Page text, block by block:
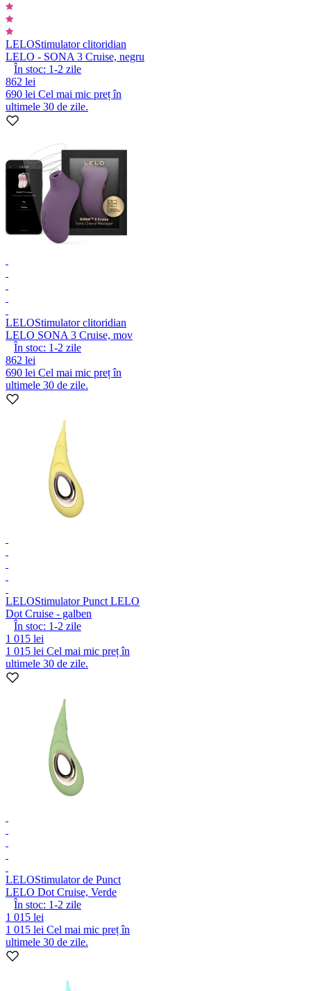
LELOStimulator clitoridian
LELO - SONA 3 Cruise, negru
În stoc: 1-2 zile
862 lei
690 lei Cel mai mic preț în
ultimele 30 de zile.
LELOStimulator clitoridian
LELO SONA 3 Cruise, mov
În stoc: 1-2 zile
862 lei
690 lei Cel mai mic preț în
ultimele 30 de zile.
LELOStimulator Punct LELO
Dot Cruise - galben
În stoc: 1-2 zile
1 015 lei
1 015 lei Cel mai mic preț în
ultimele 30 de zile.
LELOStimulator de Punct
LELO Dot Cruise, Verde
În stoc: 1-2 zile
1 015 lei
1 015 lei Cel mai mic preț în
ultimele 30 de zile.